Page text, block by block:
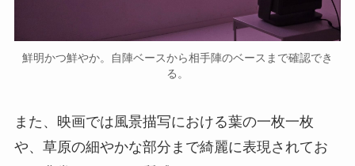
鮮明かつ鮮やか。自陣ベースから相手陣のベースまで確認でき
る。
また、映画では風景描写における葉の一枚一枚
や、草原の細やかな部分まで綺麗に表現されてお